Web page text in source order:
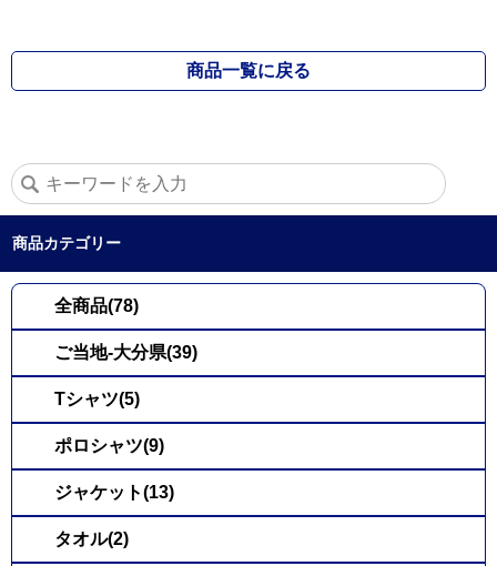
商品一覧に戻る
商品カテゴリー
全商品(78)
ご当地-大分県(39)
Tシャツ(5)
ポロシャツ(9)
ジャケット(13)
タオル(2)